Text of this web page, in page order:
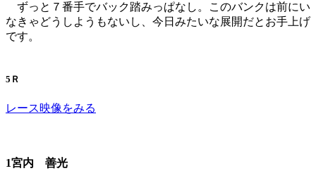
ずっと７番手でバック踏みっぱなし。このバンクは前にい
なきゃどうしようもないし、今日みたいな展開だとお手上げ
です。
5Ｒ
レース映像をみる
1宮内 善光